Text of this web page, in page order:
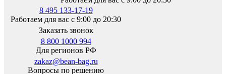
8 495 133-17-19
Работаем для вас с 9:00 до 20:30
Заказать звонок
8 800 1000 994
Для регионов РФ
zakaz@bean-bag.ru
Вопросы по решению